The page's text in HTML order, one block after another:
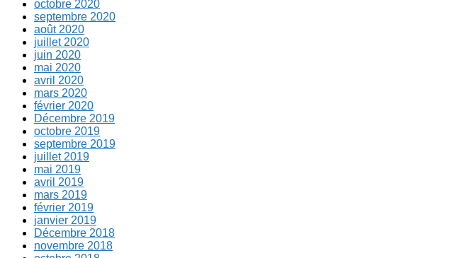
octobre 2020
septembre 2020
août 2020
juillet 2020
juin 2020
mai 2020
avril 2020
mars 2020
février 2020
Décembre 2019
octobre 2019
septembre 2019
juillet 2019
mai 2019
avril 2019
mars 2019
février 2019
janvier 2019
Décembre 2018
novembre 2018